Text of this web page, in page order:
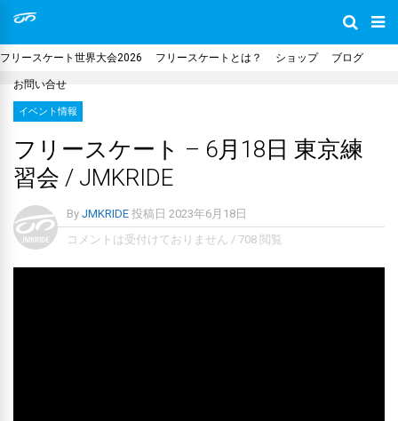
フリースケート世界大会2026 フリースケートとは？ ショップ ブログ
お問い合せ
イベント情報
フリースケート – 6月18日 東京練
習会 / JMKRIDE
By JMKRIDE 投稿日 2023年6月18日
コメントは受付けておりません / 708 閲覧